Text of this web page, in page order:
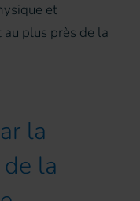
et
plus près de la
la
la